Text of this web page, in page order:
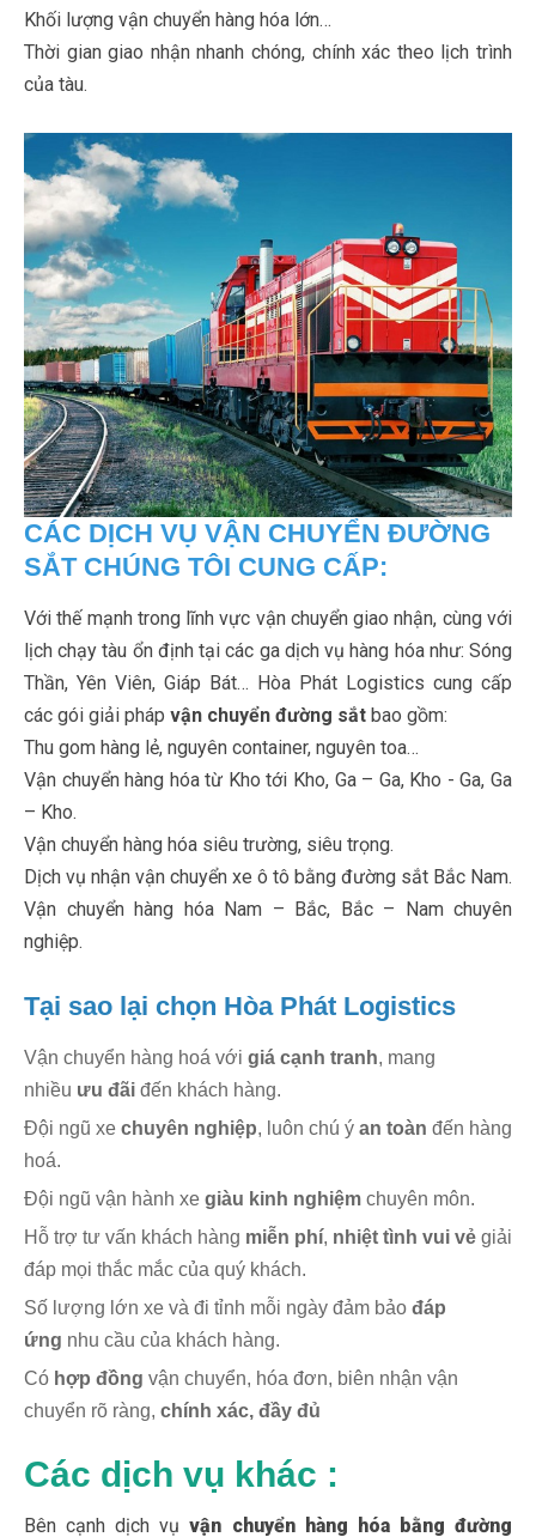
Khối lượng vận chuyển hàng hóa lớn…
Thời gian giao nhận nhanh chóng, chính xác theo lịch trình
của tàu.
CÁC DỊCH VỤ VẬN CHUYỂN ĐƯỜNG
SẮT CHÚNG TÔI CUNG CẤP:
Với thế mạnh trong lĩnh vực vận chuyển giao nhận, cùng với
lịch chạy tàu ổn định tại các ga dịch vụ hàng hóa như: Sóng
Thần, Yên Viên, Giáp Bát… Hòa Phát Logistics cung cấp
các gói giải pháp vận chuyển đường sắt bao gồm:
Thu gom hàng lẻ, nguyên container, nguyên toa…
Vận chuyển hàng hóa từ Kho tới Kho, Ga – Ga, Kho - Ga, Ga
– Kho.
Vận chuyển hàng hóa siêu trường, siêu trọng.
Dịch vụ nhận vận chuyển xe ô tô bằng đường sắt Bắc Nam.
Vận chuyển hàng hóa Nam – Bắc, Bắc – Nam chuyên
nghiệp.
Tại sao lại chọn Hòa Phát Logistics
Vận chuyển hàng hoá với giá cạnh tranh, mang
nhiều ưu đãi đến khách hàng.
Đội ngũ xe chuyên nghiệp, luôn chú ý an toàn đến hàng
hoá.
Đội ngũ vận hành xe giàu kinh nghiệm chuyên môn.
Hỗ trợ tư vấn khách hàng miễn phí, nhiệt tình vui vẻ giải
đáp mọi thắc mắc của quý khách.
Số lượng lớn xe và đi tỉnh mỗi ngày đảm bảo đáp
ứng nhu cầu của khách hàng.
Có hợp đồng vận chuyển, hóa đơn, biên nhận vận
chuyển rõ ràng, chính xác, đầy đủ
Các dịch vụ khác :
Bên cạnh dịch vụvận chuyển
hàng hóa bằng đường